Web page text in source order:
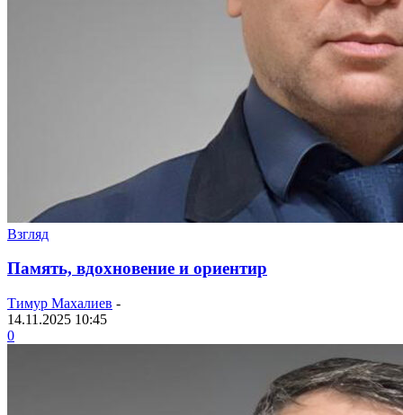
Взгляд
Память, вдохновение и ориентир
Тимур Махалиев -
14.11.2025 10:45
0